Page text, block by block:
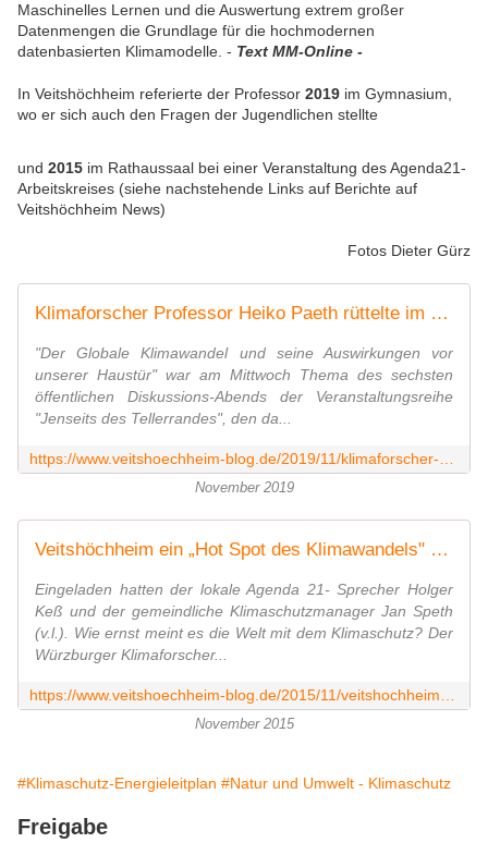
Maschinelles Lernen und die Auswertung extrem großer
Datenmengen die Grundlage für die hochmodernen
datenbasierten Klimamodelle. - Text MM-Online -
In Veitshöchheim referierte der Professor 2019 im Gymnasium,
wo er sich auch den Fragen der Jugendlichen stellte
und 2015 im Rathaussaal bei einer Veranstaltung des Agenda21-
Arbeitskreises (siehe nachstehende Links auf Berichte auf
Veitshöchheim News)
Fotos Dieter Gürz
Klimaforscher Professor Heiko Paeth rüttelte im Gymnasium Veitshöchheim die 200 Besucher wach - Publikum stellte per APP 43 Fragen zum Klimawandel/-schutz - Veitshöchheim News
"Der Globale Klimawandel und seine Auswirkungen vor
unserer Haustür" war am Mittwoch Thema des sechsten
öffentlichen Diskussions-Abends der Veranstaltungsreihe
"Jenseits des Tellerrandes", den da...
November 2019
Veitshöchheim ein „Hot Spot des Klimawandels" - Klimaforscher Prof. Dr. Heiko Paeth klärte im Rathaussaal 40 Zuhörer auf - Veitshöchheim News
Eingeladen hatten der lokale Agenda 21- Sprecher Holger
Keß und der gemeindliche Klimaschutzmanager Jan Speth
(v.l.). Wie ernst meint es die Welt mit dem Klimaschutz? Der
Würzburger Klimaforscher...
November 2015
#Klimaschutz-Energieleitplan #Natur und Umwelt - Klimaschutz
Freigabe